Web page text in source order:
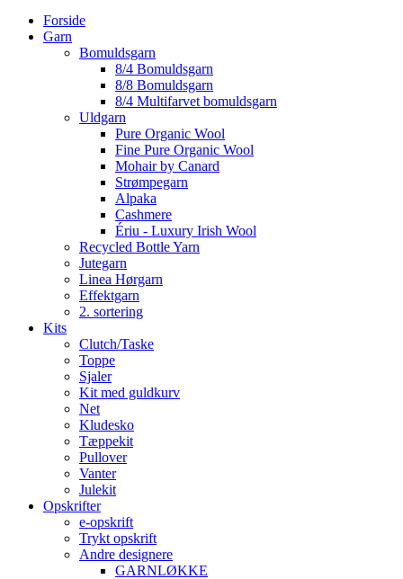
Forside
Garn
Bomuldsgarn
8/4 Bomuldsgarn
8/8 Bomuldsgarn
8/4 Multifarvet bomuldsgarn
Uldgarn
Pure Organic Wool
Fine Pure Organic Wool
Mohair by Canard
Strømpegarn
Alpaka
Cashmere
Ériu - Luxury Irish Wool
Recycled Bottle Yarn
Jutegarn
Linea Hørgarn
Effektgarn
2. sortering
Kits
Clutch/Taske
Toppe
Sjaler
Kit med guldkurv
Net
Kludesko
Tæppekit
Pullover
Vanter
Julekit
Opskrifter
e-opskrift
Trykt opskrift
Andre designere
GARNLØKKE